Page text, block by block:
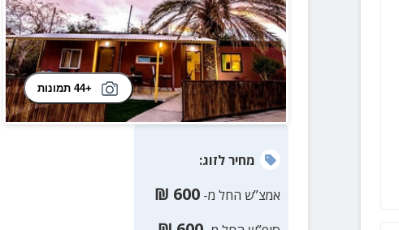
+44 תמונות
מחירלזוג:
אמצ”ש החל מ- 600
₪